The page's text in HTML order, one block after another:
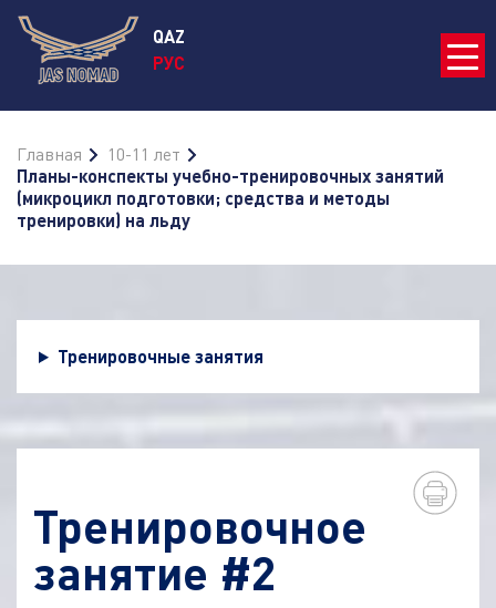
QAZ
РУС
Главная 10-11 лет
Планы-конспекты учебно-тренировочных занятий
(микроцикл подготовки; средства и методы
тренировки) на льду
Тренировочные занятия
Тренировочное
занятие #2